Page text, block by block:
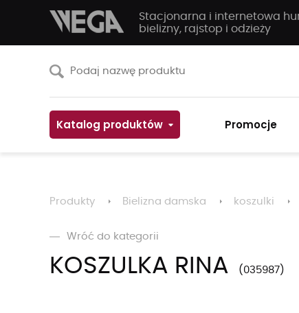
Stacjonarna i internetowa
bielizny, rajstop i odzieży
Katalog produktów Promocje
Produkty Bielizna damska koszulki
Wróć do kategorii
KOSZULKA RINA 035987